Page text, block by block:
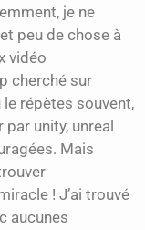
je ne
peu de chose à
vidéo
cherché sur
le répètes souvent,
unity, unreal
Mais
! J’ai trouvé
aucunes